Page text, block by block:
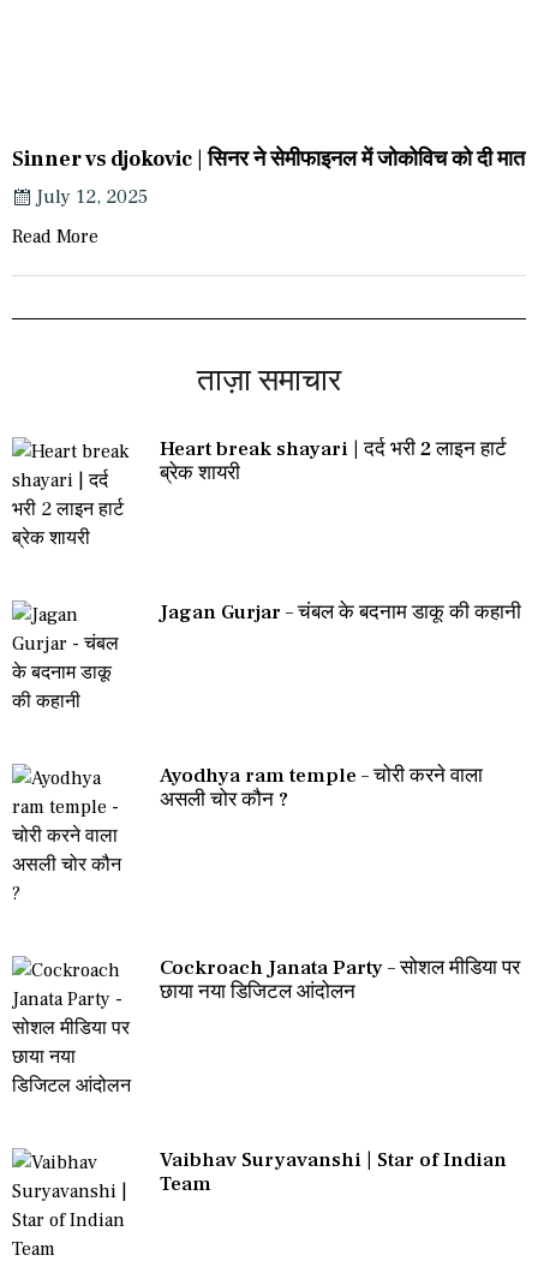
Sinner vs djokovic | सिनर ने सेमीफाइनल में जोकोविच को दी मात
July 12, 2025
Read More
ताज़ा समाचार
Heart break shayari | दर्द भरी 2 लाइन हार्ट
ब्रेक शायरी
Jagan Gurjar – चंबल के बदनाम डाकू की कहानी
Ayodhya ram temple – चोरी करने वाला
असली चोर कौन ?
Cockroach Janata Party – सोशल मीडिया पर
छाया नया डिजिटल आंदोलन
Vaibhav Suryavanshi | Star of Indian
Team